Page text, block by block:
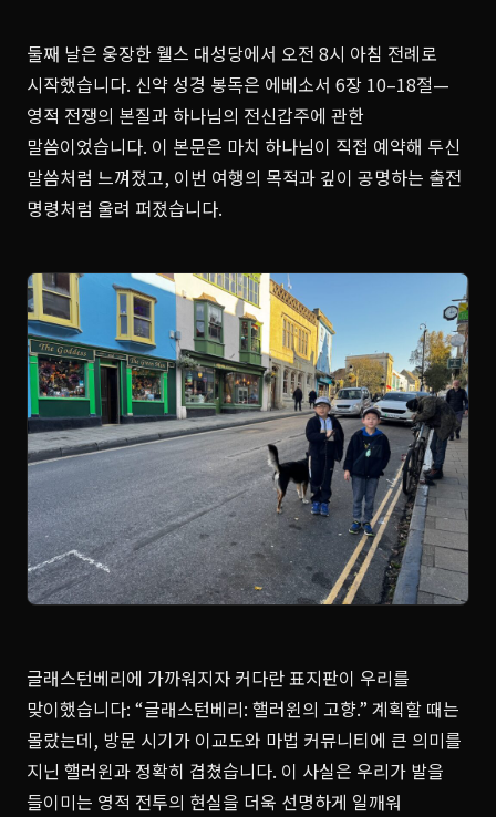
둘째 날은 웅장한 웰스 대성당에서 오전 8시 아침 전례로
시작했습니다. 신약 성경 봉독은 에베소서 6장 10–18절—
영적 전쟁의 본질과 하나님의 전신갑주에 관한
말씀이었습니다. 이 본문은 마치 하나님이 직접 예약해 두신
말씀처럼 느껴졌고, 이번 여행의 목적과 깊이 공명하는 출전
명령처럼 울려 퍼졌습니다.
글래스턴베리에 가까워지자 커다란 표지판이 우리를
맞이했습니다: “글래스턴베리: 핼러윈의 고향.” 계획할 때는
몰랐는데, 방문 시기가 이교도와 마법 커뮤니티에 큰 의미를
지닌 핼러윈과 정확히 겹쳤습니다. 이 사실은 우리가 발을
들이미는 영적 전투의 현실을 더욱 선명하게 일깨워